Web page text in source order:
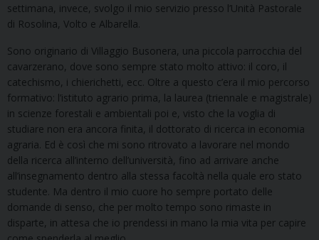
settimana, invece, svolgo il mio servizio presso l’Unità Pastorale
di Rosolina, Volto e Albarella.
Sono originario di Villaggio Busonera, una piccola parrocchia del
cavarzerano, dove sono sempre stato molto attivo: il coro, il
catechismo, i chierichetti, ecc. Oltre a questo c’era il mio percorso
formativo: l’istituto agrario prima, la laurea (triennale e magistrale)
in scienze forestali e ambientali poi e, visto che la voglia di
studiare non era ancora finita, il dottorato di ricerca in economia
agraria. Ed è così che mi sono ritrovato a lavorare nel mondo
della ricerca all’interno dell’università, fino ad arrivare anche
all’insegnamento dentro alla stessa facoltà nella quale ero stato
studente. Ma dentro il mio cuore ho sempre portato delle
domande di senso, che per molto tempo sono rimaste in
disparte, in attesa che io prendessi in mano la mia vita per capire